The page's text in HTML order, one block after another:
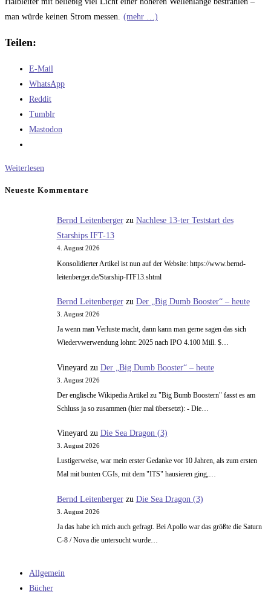
man würde keinen Strom messen.
(mehr …)
Teilen:
E-Mail
WhatsApp
Reddit
Tumblr
Mastodon
Weiterlesen
Neueste Kommentare
Bernd Leitenbergerzu Nachlese 13-ter Teststart des
Starships IFT-13
4. August 2026
Konsolidierter Artikel ist nun auf der Website: https://www.bernd-
leitenberger.de/Starship-ITF13.shtml
Bernd Leitenbergerzu Der „Big Dumb Booster“ – heute
3. August 2026
Ja wenn man Verluste macht, dann kann man gerne sagen das sich
Wiedervwerwendung lohnt: 2025 nach IPO 4.100 Mill. $…
Vineyard zu Der „Big Dumb Booster“ – heute
3. August 2026
Der englische Wikipedia Artikel zu "Big Bumb Boostern" fasst es am
Schluss ja so zusammen (hier mal übersetzt): - Die…
Vineyardzu Die Sea Dragon (3)
3. August 2026
Lustigerweise, war mein erster Gedanke vor 10 Jahren, als zum ersten
Mal mit bunten CGIs, mit dem "ITS" hausieren ging,…
Bernd Leitenbergerzu Die Sea Dragon (3)
3. August 2026
Ja das habe ich mich auch gefragt. Bei Apollo war das größte die Saturn
C-8 / Nova die untersucht wurde…
Allgemein
Bücher